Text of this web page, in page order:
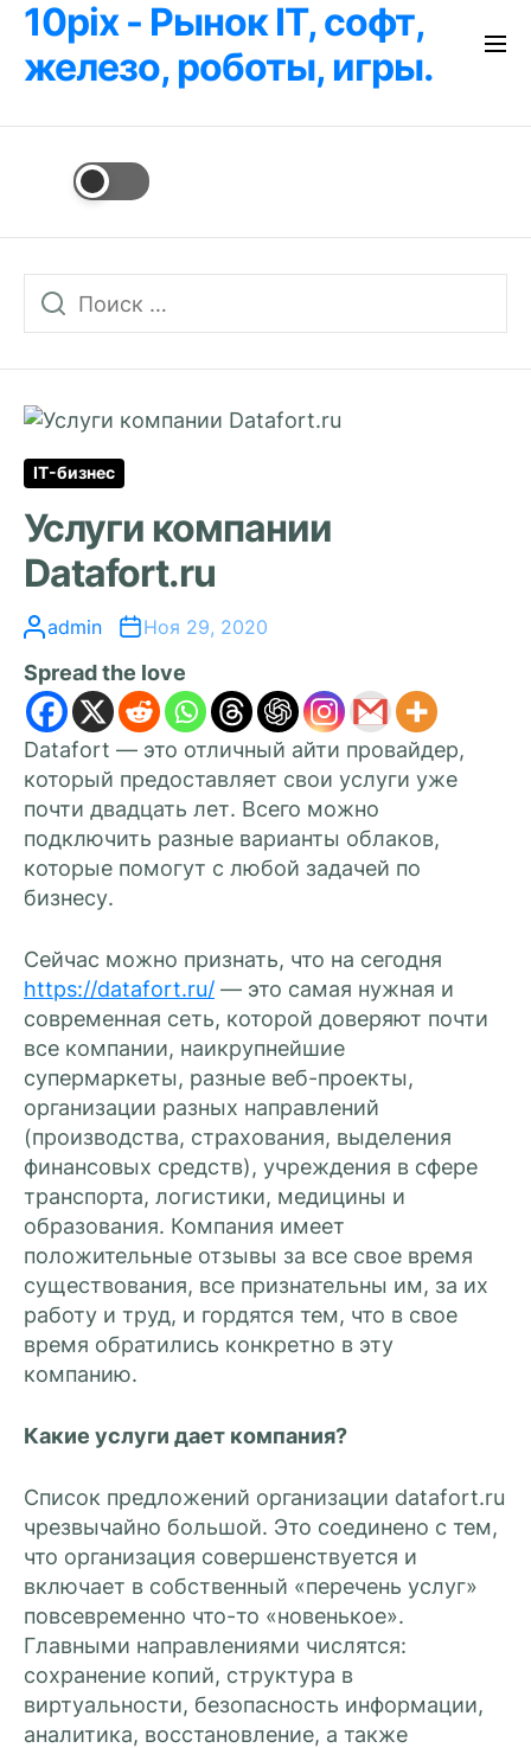
Перейти
содержимому
10pix - Рынок IT, софт,
железо, роботы, игры.
IT-бизнес
Услуги компании
Datafort.ru
admin Ноя 29, 2020
Spread the love
Datafort — это отличный айти провайдер,
который предоставляет свои услуги уже
почти двадцать лет. Всего можно
подключить разные варианты облаков,
которые помогут с любой задачей по
бизнесу.
Сейчас можно признать, что на сегодня
https://datafort.ru/ — это самая нужная и
современная сеть, которой доверяют почти
все компании, наикрупнейшие
супермаркеты, разные веб-проекты,
организации разных направлений
(производства, страхования, выделения
финансовых средств), учреждения в сфере
транспорта, логистики, медицины и
образования. Компания имеет
положительные отзывы за все свое время
существования, все признательны им, за их
работу и труд, и гордятся тем, что в свое
время обратились конкретно в эту
компанию.
Какие услуги дает компания?
Список предложений организации datafort.ru
чрезвычайно большой. Это соединено с тем,
что организация совершенствуется и
включает в собственный «перечень услуг»
повсевременно что-то «новенькое».
Главными направлениями числятся:
сохранение копий, структура в
виртуальности, безопасность информации,
аналитика, восстановление, а также